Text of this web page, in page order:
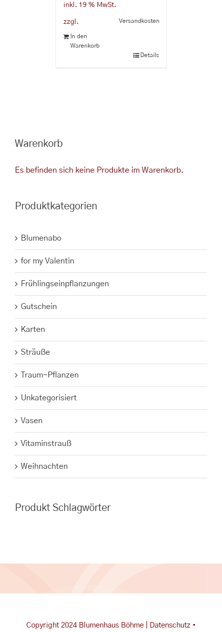
inkl. 19 % MwSt.
zzgl. Versandkosten
In den
Warenkorb
Details
Warenkorb
Es befinden sich keine Produkte im Warenkorb.
Produktkategorien
Blumenabo
for my Valentin
Frühlingseinpflanzungen
Gutschein
Karten
Sträuße
Traum-Pflanzen
Unkategorisiert
Vasen
Vitaminstrauß
Weihnachten
Produkt Schlagwörter
Copyright 2024 Blumenhaus Böhme | Datenschutz•